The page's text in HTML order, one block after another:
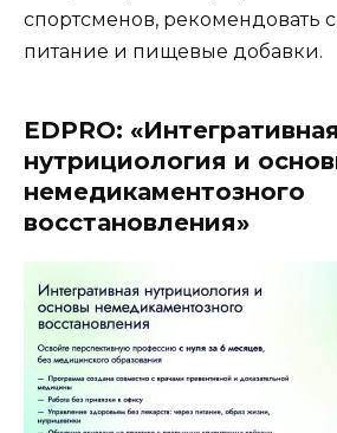
спортсменов, рекомендовать
питание и пищевые добавки.
EDPRO: «Интегративная
нутрициология и
немедикаментозного
восстановления»